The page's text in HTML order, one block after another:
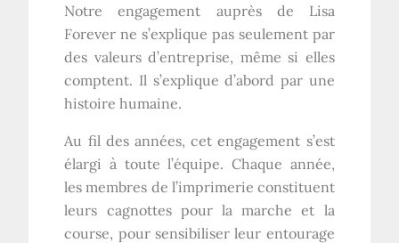
Notre engagement auprès de Lisa
Forever ne s’explique pas seulement par
des valeurs d’entreprise, même si elles
comptent. Il s’explique d’abord par une
histoire humaine.
Au fil des années, cet engagement s’est
élargi à toute l’équipe. Chaque année,
les membres de l’imprimerie constituent
leurs cagnottes pour la marche et la
course, pour sensibiliser leur entourage